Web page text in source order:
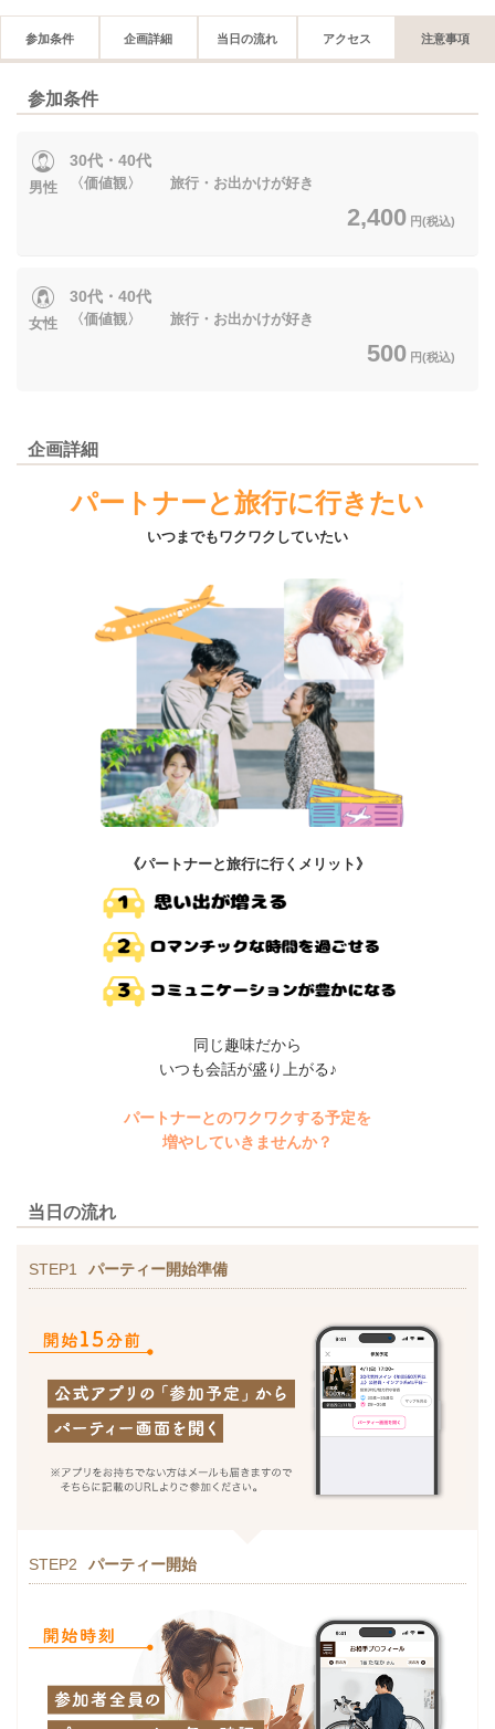
参加条件 企画詳細 当日の流れ アクセス 注意事項
参加条件
男性
30代・40代
〈価値観〉 旅行・お出かけが好き
2,400 円(税込)
女性
30代・40代
〈価値観〉 旅行・お出かけが好き
500 円(税込)
企画詳細
パートナーと旅行に行きたい
いつまでもワクワクしていたい
《パートナーと旅行に行くメリット》
同じ趣味だから
いつも会話が盛り上がる♪
パートナーとのワクワクする予定を
増やしていきませんか？
当日の流れ
STEP1 パーティー開始準備
STEP2 パーティー開始